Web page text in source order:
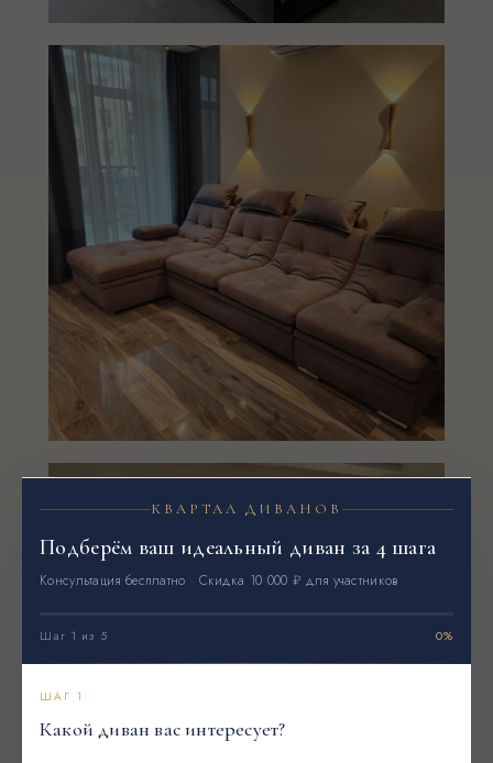
КВАРТАЛ ДИВАНОВ
Подберём ваш идеальный диван за 4 шага
Консультация бесплатно · Скидка 10 000 ₽ для участников
Шаг 1 из 5 0%
ШАГ 1
Какой диван вас интересует?